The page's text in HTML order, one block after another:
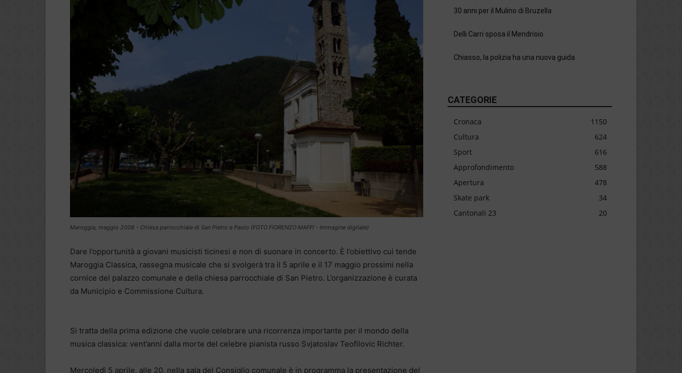
Maroggia, maggio 2006 - Chiesa parrocchiale di San Pietro e Paolo (FOTO FIORENZO MAFFI - Immagine digitale)
Dare l’opportunità a giovani musicisti ticinesi e non di suonare in concerto. È l’obiettivo cui tende
Maroggia Classica, rassegna musicale che si svolgerà tra il 5 aprile e il 17 maggio prossimi nella
cornice del palazzo comunale e della chiesa parrocchiale di San Pietro. L’organizzazione è curata
da Municipio e Commissione Cultura.
Si tratta della prima edizione che vuole celebrare una ricorrenza importante per il mondo della
musica classica: vent’anni dalla morte del celebre pianista russo Svjatoslav Teofilovic Richter.
Mercoledì 5 aprile, alle 20, nella sala del Consiglio comunale è in programma la presentazione del
30 anni per il Mulino di Bruzella
Delli Carri sposa il Mendrisio
Chiasso, la polizia ha una nuova guida
CATEGORIE
Cronaca
1150
Cultura
624
Sport
616
Approfondimento
588
Apertura
478
Skate park
34
Cantonali 23
20